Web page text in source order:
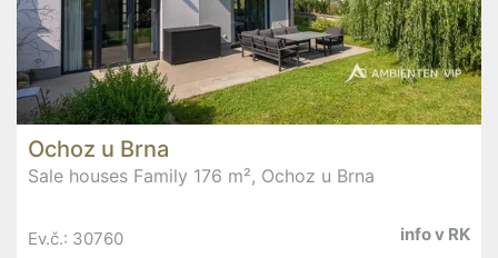
Ochoz u Brna
Sale houses Family 176 m², Ochoz u Brna
Ev.č.: 30760 info v RK